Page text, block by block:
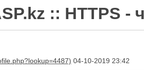
:: HTTPS -
04-10-2019 23:42